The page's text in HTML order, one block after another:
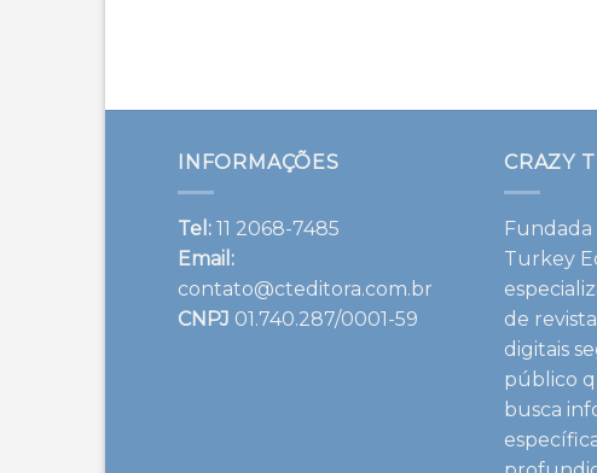
INFORMAÇÕES
Tel: 11 2068-7485
Email:
contato@cteditora.com.br
CNPJ 01.740.287/0001-59
CRAZY
Fundada
Turkey
de
digitais
público
busca